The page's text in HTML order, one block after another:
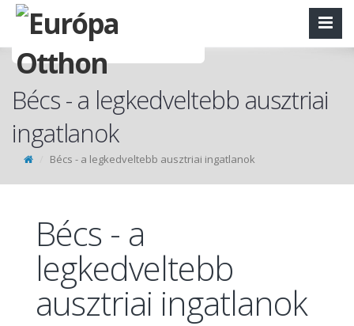
Bécs - a legkedveltebb ausztriai
ingatlanok
Bécs - a legkedveltebb ausztriai ingatlanok
Bécs - a
legkedveltebb
ausztriai ingatlanok